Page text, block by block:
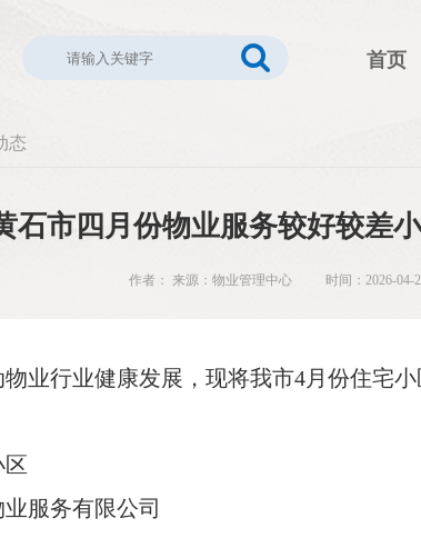
首页
态
石市四月份物业服务较好较差
作者： 来源：物业管理中心 时间：2026-04-
业行业健康发展，现将我市4月份住宅
区
服务有限公司